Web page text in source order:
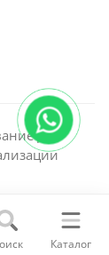
Каталог
для